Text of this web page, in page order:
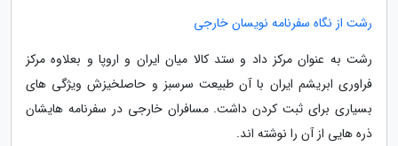
رشت از نگاه سفرنامه نویسان خارجی
رشت به عنوان مرکز داد و ستد کالا میان ایران و اروپا و بعلاوه مرکز
فراوری ابریشم ایران با آن طبیعت سرسبز و حاصلخیزش ویژگی های
بسیاری برای ثبت کردن داشت. مسافران خارجی در سفرنامه هایشان
ذره هایی از آن را نوشته اند.